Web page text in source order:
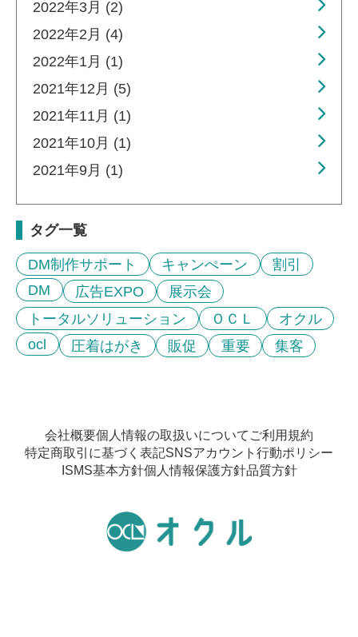
2022年3月 (2)
2022年2月 (4)
2022年1月 (1)
2021年12月 (5)
2021年11月 (1)
2021年10月 (1)
2021年9月 (1)
タグ一覧
DM制作サポート キャンぺーン
割引
DM
広告EXPO
展示会
トータルソリューション
ＯＣＬ
オクル
ocl
圧着はがき 販促 重要 集客
会社概要個人情報の取扱いについて ご利用規約
特定商取引に基づく表記SNSアカウント行動ポリシー
ISMS基本方針個人情報保護方針品質方針